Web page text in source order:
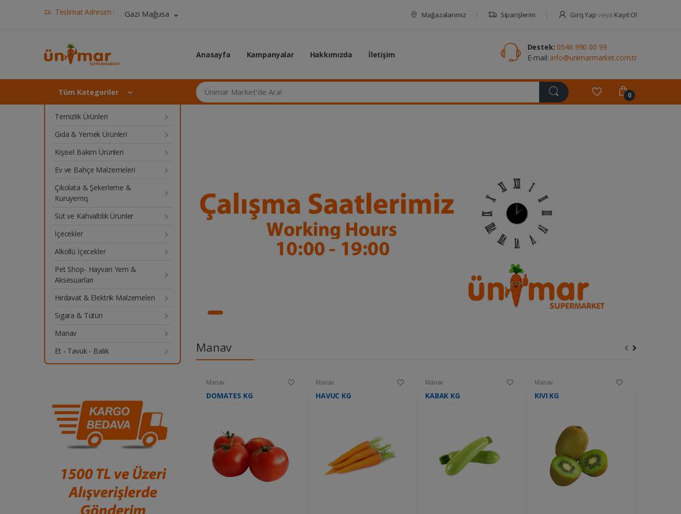
Teslimat Adresim : Gazi Mağusa Mağazalarımız Siparişlerim Giriş Yap veya Kayıt Ol
Anasayfa Kampanyalar Hakkımızda İletişim
Destek: 0546 990 00 99
E-mail: info@unimarmarket.com.tr
Tüm Kategoriler
Temizlik Ürünleri
Gıda & Yemek Ürünleri
Kişisel Bakım Ürünleri
Ev ve Bahçe Malzemeleri
Çikolata & Şekerleme &
Kuruyemiş
Süt ve Kahvaltılık Ürünler
İçecekler
Alkollü İçecekler
Pet Shop- Hayvan Yem &
Aksesuarları
Hırdavat & Elektrik Malzemeleri
Sigara & Tütün
Manav
Et - Tavuk - Balık
Ünimar Market'de Ara...
0
Manav
Manav
DOMATES KG
Manav
HAVUC KG
Manav
KABAK KG
Manav
KIVI KG